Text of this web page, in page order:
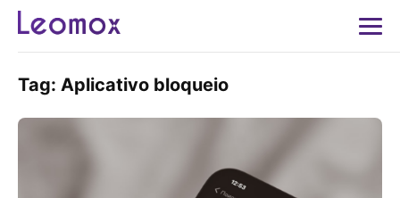
Tag: Aplicativo bloqueio